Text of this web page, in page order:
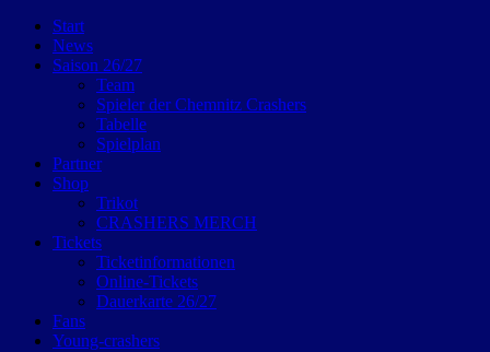
Start
News
Saison 26/27
Team
Spieler der Chemnitz Crashers
Tabelle
Spielplan
Partner
Shop
Trikot
CRASHERS MERCH
Tickets
Ticketinformationen
Online-Tickets
Dauerkarte 26/27
Fans
Young-crashers